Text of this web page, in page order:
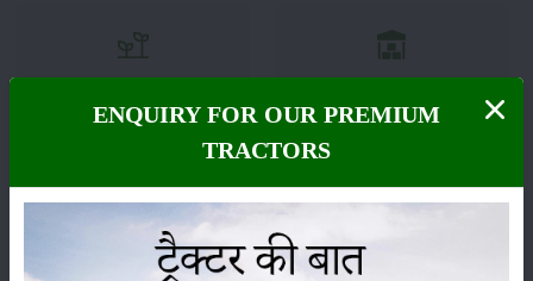
कीटनाशक
ENQUIRY FOR OUR PREMIUM
TRACTORS